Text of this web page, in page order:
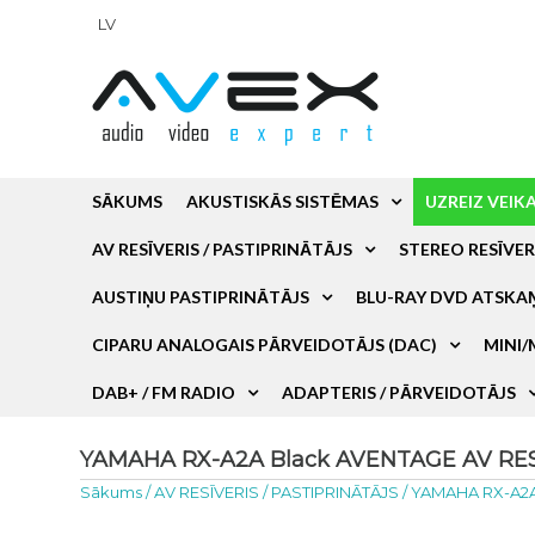
LV
SĀKUMS AKUSTISKĀS SISTĒMAS UZREIZ
AV RESĪVERIS / PASTIPRINĀTĀJS STEREO
AUSTIŅU PASTIPRINĀTĀJS BLU-RAY DVD
CIPARU ANALOGAIS PĀRVEIDOTĀJS (DAC) MINI/
DAB+ / FM RADIO ADAPTERIS / PĀRVEIDOTĀJS
YAMAHA RX-A2A Black AVENTAGE AV
Sākums/AV RESĪVERIS / PASTIPRINĀTĀJS /YAMAHA RX-